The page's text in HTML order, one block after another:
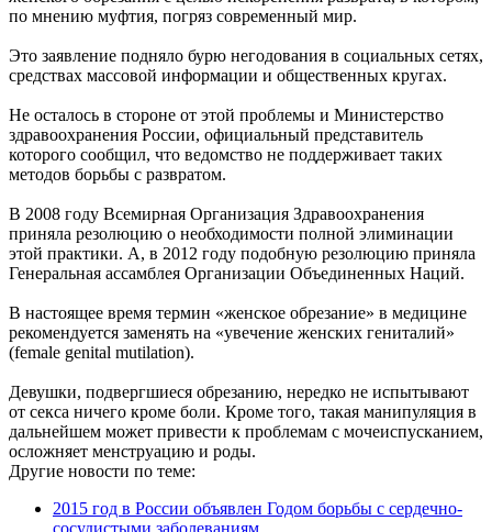
по мнению муфтия, погряз современный мир.
Это заявление подняло бурю негодования в социальных сетях,
средствах массовой информации и общественных кругах.
Не осталось в стороне от этой проблемы и Министерство
здравоохранения России, официальный представитель
которого сообщил, что ведомство не поддерживает таких
методов борьбы с развратом.
В 2008 году Всемирная Организация Здравоохранения
приняла резолюцию о необходимости полной элиминации
этой практики. А, в 2012 году подобную резолюцию приняла
Генеральная ассамблея Организации Объединенных Наций.
В настоящее время термин «женское обрезание» в медицине
рекомендуется заменять на «увечение женских гениталий»
(female genital mutilation).
Девушки, подвергшиеся обрезанию, нередко не испытывают
от секса ничего кроме боли. Кроме того, такая манипуляция в
дальнейшем может привести к проблемам с мочеиспусканием,
осложняет менструацию и роды.
Другие новости по теме:
2015 год в России объявлен Годом борьбы с сердечно-
сосудистыми заболеваниям ...